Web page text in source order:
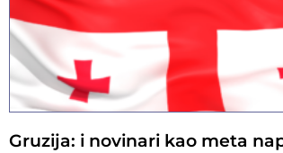
Gruzija: i novinari kao meta